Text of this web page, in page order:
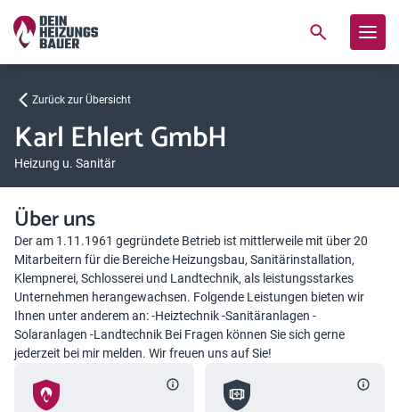
Zurück zur Übersicht
Karl Ehlert GmbH
Heizung u. Sanitär
Über uns
Der am 1.11.1961 gegründete Betrieb ist mittlerweile mit über 20
Mitarbeitern für die Bereiche Heizungsbau, Sanitärinstallation,
Klempnerei, Schlosserei und Landtechnik, als leistungsstarkes
Unternehmen herangewachsen. Folgende Leistungen bieten wir
Ihnen unter anderem an: -Heiztechnik -Sanitäranlagen -
Solaranlagen -Landtechnik Bei Fragen können Sie sich gerne
jederzeit bei mir melden. Wir freuen uns auf Sie!